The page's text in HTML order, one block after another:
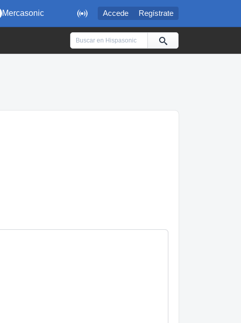
 Accede Regístrate
Mercasonic